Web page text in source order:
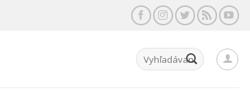
Hľadať: